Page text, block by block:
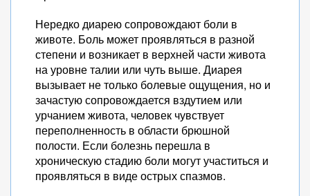
Нередко диарею сопровождают боли в
животе. Боль может проявляться в разной
степени и возникает в верхней части живота
на уровне талии или чуть выше. Диарея
вызывает не только болевые ощущения, но и
зачастую сопровождается вздутием или
урчанием живота, человек чувствует
переполненность в области брюшной
полости. Если болезнь перешла в
хроническую стадию боли могут участиться и
проявляться в виде острых спазмов.